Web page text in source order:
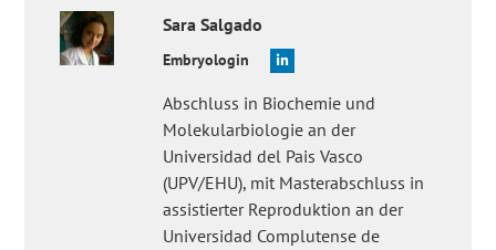
Sara Salgado
Embryologin
Abschluss in Biochemie und
Molekularbiologie an der
Universidad del Pais Vasco
(UPV/EHU), mit Masterabschluss in
assistierter Reproduktion an der
Universidad Complutense de